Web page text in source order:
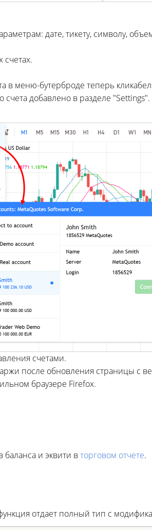
дате, тикету, символу,
в меню-бутерброде теперь
добавлено в разделе
счетами.
после обновления страницы с
браузере Firefox.
и эквити вторговом отчете.
отдает полный тип с